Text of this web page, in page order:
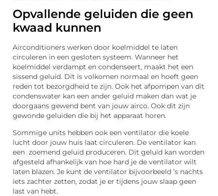
Opvallende geluiden die geen
kwaad kunnen
Airconditioners werken door koelmiddel te laten
circuleren in een gesloten systeem. Wanneer het
koelmiddel verdampt en condenseert, maakt het een
sissend geluid. Dit is volkomen normaal en hoeft geen
reden tot bezorgdheid te zijn. Ook het afpompen van dit
condenswater kan een ander geluid maken dan wat je
doorgaans gewend bent van jouw airco. Ook dit zijn
gewonde geluiden die bij het apparaat horen.
Sommige units hebben ook een ventilator die koele
lucht door jouw huis laat circuleren. De ventilator kan
een zoemend geluid produceren. Dit geluid kan worden
afgesteld afhankelijk van hoe hard je de ventilator wilt
laten blazen. Je kunt de ventilator bijvoorbeeld ’s nachts
iets zachter zetten, zodat je er tijdens jouw slaap geen
last van hebt.